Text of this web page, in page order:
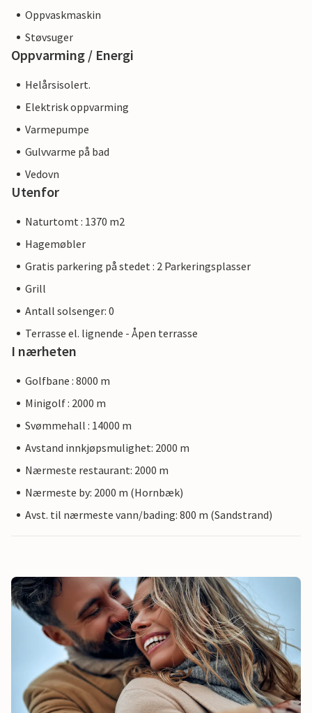
Oppvaskmaskin
Støvsuger
Oppvarming / Energi
Helårsisolert.
Elektrisk oppvarming
Varmepumpe
Gulvvarme på bad
Vedovn
Utenfor
Naturtomt : 1370 m2
Hagemøbler
Gratis parkering på stedet : 2 Parkeringsplasser
Grill
Antall solsenger: 0
Terrasse el. lignende - Åpen terrasse
I nærheten
Golfbane : 8000 m
Minigolf : 2000 m
Svømmehall : 14000 m
Avstand innkjøpsmulighet: 2000 m
Nærmeste restaurant: 2000 m
Nærmeste by: 2000 m (Hornbæk)
Avst. til nærmeste vann/bading: 800 m (Sandstrand)